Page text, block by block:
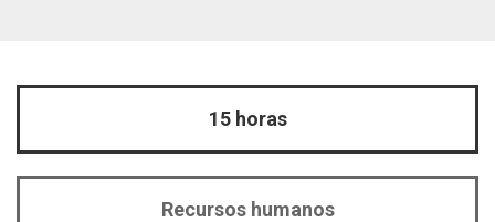
15 horas
Recursos humanos